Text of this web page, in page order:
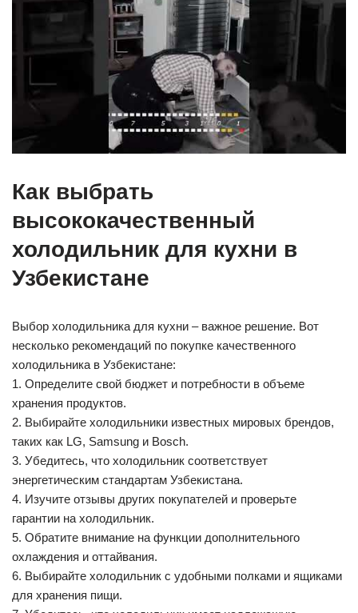
Как выбрать
высококачественный
холодильник для кухни в
Узбекистане
Выбор холодильника для кухни – важное решение. Вот
несколько рекомендаций по покупке качественного
холодильника в Узбекистане:
1. Определите свой бюджет и потребности в объеме
хранения продуктов.
2. Выбирайте холодильники известных мировых брендов,
таких как LG, Samsung и Bosch.
3. Убедитесь, что холодильник соответствует
энергетическим стандартам Узбекистана.
4. Изучите отзывы других покупателей и проверьте
гарантии на холодильник.
5. Обратите внимание на функции дополнительного
охлаждения и оттайвания.
6. Выбирайте холодильник с удобными полками и ящиками
для хранения пищи.